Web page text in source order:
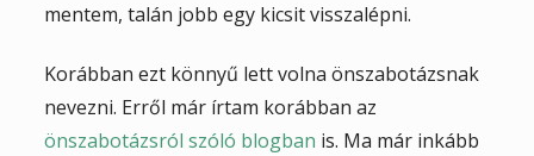
mentem, talán jobb egy kicsit visszalépni.
Korábban ezt könnyű lett volna önszabotázsnak
nevezni. Erről már írtam korábban az
önszabotázsról szóló blogban is. Ma már inkább